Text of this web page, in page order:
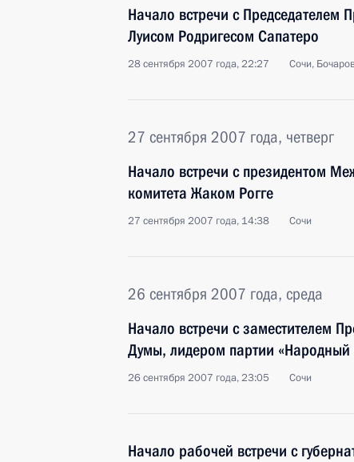
Начало встречи с Председателем
Луисом Родригесом Сапатеро
28 сентября 2007 года, 22:27 Сочи,
27 сентября 2007 года, четверг
Начало встречи с президентом
комитета Жаком Рогге
27 сентября 2007 года, 14:38 Сочи
26 сентября 2007 года, среда
Начало встречи с заместителем
Думы, лидером партии
26 сентября 2007 года, 23:05 Сочи
Начало рабочей встречи с